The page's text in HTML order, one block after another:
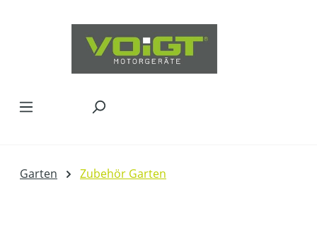
Garten Zubehör Garten